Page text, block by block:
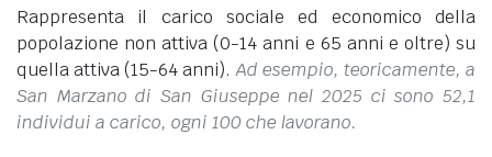
Rappresenta il carico sociale ed economico della
popolazione non attiva (0-14 anni e 65 anni e oltre) su
quella attiva (15-64 anni).Ad esempio, teoricamente, a
San Marzano di San Giuseppe nel 2025 ci sono 52,1
individui a carico, ogni 100 che lavorano.